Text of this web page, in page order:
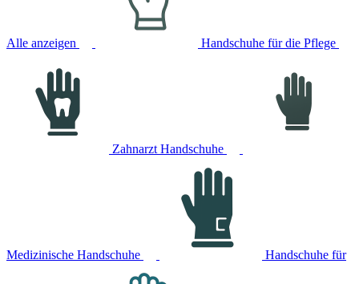
Alle anzeigen Handschuhe für die Pflege
Zahnarzt Handschuhe
Medizinische Handschuhe Handschuhe für